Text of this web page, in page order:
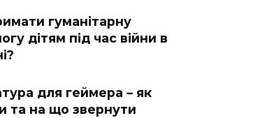
гуманітарну
дітям під час війни в
для геймера – як
та на що звернути